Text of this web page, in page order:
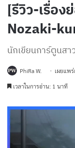
[รีวิว-เรื่อง
Nozaki-
นักเขียนการ์ตูนสา
PhiRa W. เผยแพ
เวลาในการอ่าน: 1 นาที